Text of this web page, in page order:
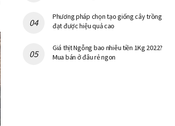
Phương pháp chọn tạo giống cây trồng
đạt được hiệu quả cao
Giá thịt Ngỗng bao nhiêu tiền 1Kg 2022?
Mua bán ở đâu rẻ ngon